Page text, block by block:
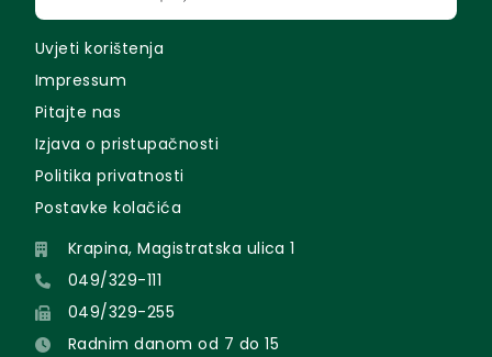
Uvjeti korištenja
Impressum
Pitajte nas
Izjava o pristupačnosti
Politika privatnosti
Postavke kolačića
Krapina, Magistratska ulica 1
049/329-111
049/329-255
Radnim danom od 7 do 15